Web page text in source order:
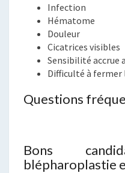
Infection
Hématome
Douleur
Cicatrices visibles
Sensibilité accrue
Difficulté à
Questions
Bons
blépharoplastie